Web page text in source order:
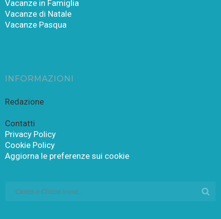
Vacanze in Famiglia
Vacanze di Natale
Vacanze Pasqua
INFORMAZIONI
Redazione
Contatti
Privacy Policy
Cookie Policy
Aggiorna le preferenze sui cookie